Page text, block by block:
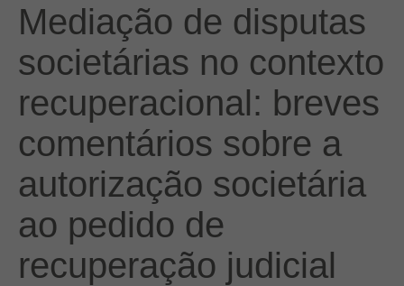
Mediação de disputas
societárias no contexto
recuperacional: breves
comentários sobre a
autorização societária
ao pedido de
recuperação judicial​